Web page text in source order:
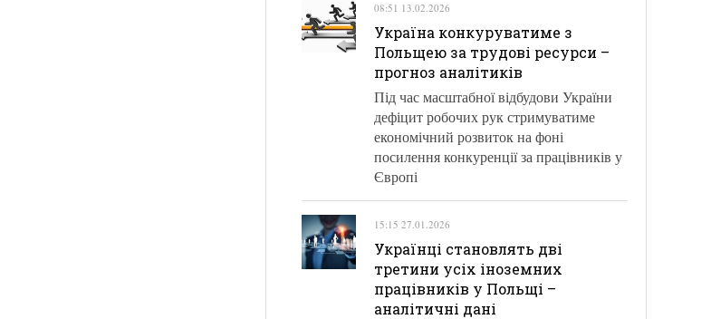
08:51 13.02.2026
Україна конкуруватиме з
Польщею за трудові ресурси –
прогноз аналітиків
Під час масштабної відбудови України
дефіцит робочих рук стримуватиме
економічний розвиток на фоні
посилення конкуренції за працівників у
Європі
15:15 27.01.2026
Українці становлять дві
третини усіх іноземних
працівників у Польщі –
аналітичні дані